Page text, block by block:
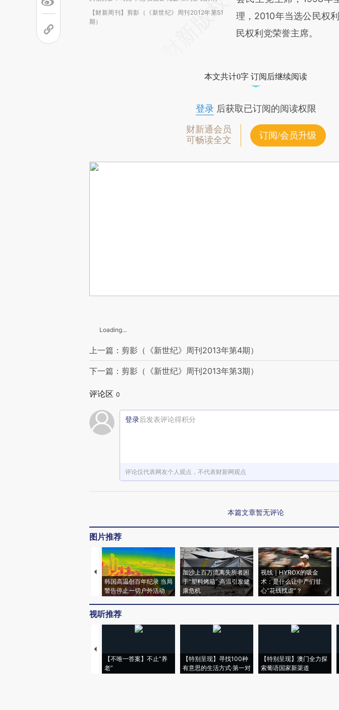
【财新周刊】剪影（《新世纪》周刊2012年第51
期）
理，2010年当选公民权
民权利党荣誉主席。
本文共计0字 订阅后继续阅读
登录后获取已订阅的阅读权限
财新通会员
可畅读全文
订阅/会员升级
Loading...
上一篇：剪影（《新世纪》周刊2013年第4期）
下一篇：剪影（《新世纪》周刊2013年第3期）
评论区 0
登录后发表评论得积分
评论仅代表网友个人观点，不代表财新网观点
本篇文章暂无评论
图片推荐
韩国高温创百年纪录 当局
警告停止一切户外活动
加沙上百万流离失所者困
于“塑料烤箱” 高温引发健
康危机
视线｜HYROX的吸金
术：是什么让中产们甘
心“花钱找虐”？
视听推荐
【不唯一答案】不止“养
老”
【特别呈现】寻找100种
有意思的生活方式·第一对
【特别呈现】澳门全力探
索葡语国家新渠道